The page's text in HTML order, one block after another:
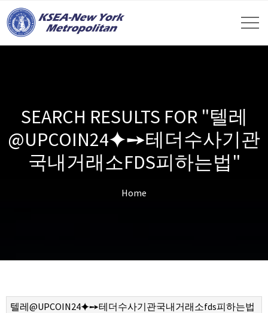
SEARCH RESULTS FOR "텔레
@UPCOIN24⯌➙테더수사기관
국내거래소FDS피하는법"
Home